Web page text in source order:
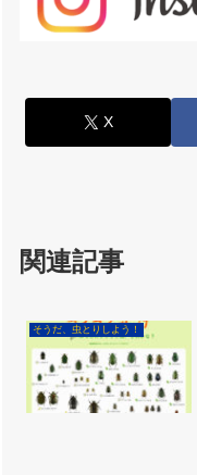
X
関連記事
そうだ、虫とりしよう！